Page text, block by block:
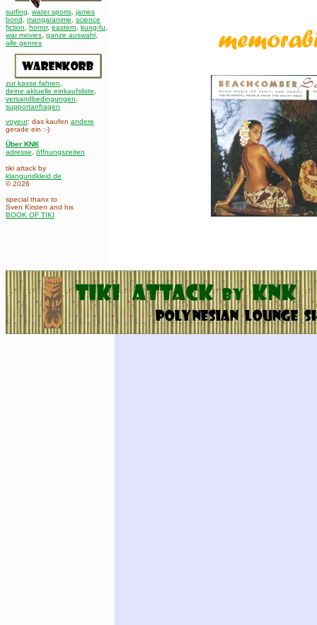
surfing water sports james
bond
manga/anime
science
fiction
horror, eastern kung-fu
war movies ganze auswahl
alle genres
zur kasse fahren
deine aktuelle einkaufsliste
versandbedingungen
supportanfragen
voyeur: das kaufen andere
gerade ein :-)
Über KNK
adresse
öffnungszeiten
tiki attack by
klangundkleid.de
© 2026
special thanx to
Sven Kirsten and his
BOOK OF TIKI